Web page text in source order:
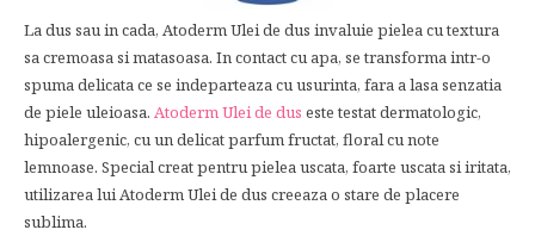
La dus sau in cada, Atoderm Ulei de dus invaluie pielea cu textura
sa cremoasa si matasoasa. In contact cu apa, se transforma intr-o
spuma delicata ce se indeparteaza cu usurinta, fara a lasa senzatia
de piele uleioasa. Atoderm Ulei de dus este testat dermatologic,
hipoalergenic, cu un delicat parfum fructat, floral cu note
lemnoase. Special creat pentru pielea uscata, foarte uscata si iritata,
utilizarea lui Atoderm Ulei de dus creeaza o stare de placere
sublima.